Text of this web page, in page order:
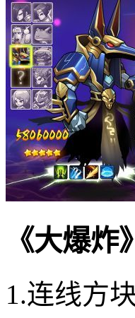
《大爆炸
1.连线方